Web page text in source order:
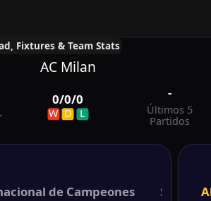
Fixtures & Team Stats
AC Milan
0/0/0
W D L
-
Últimos 5
Partidos
de Campeones